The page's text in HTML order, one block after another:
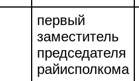
первый
заместитель
председателя
райисполкома